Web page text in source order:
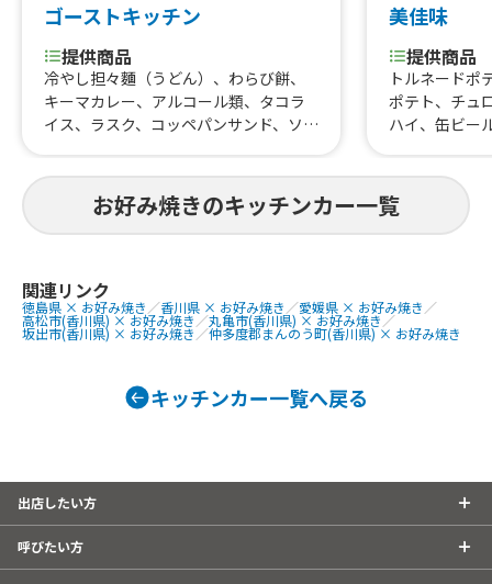
ゴーストキッチン
提供商品
冷やし担々麵（うどん）、わらび餅、
キーマカレー、アルコール類、タコラ
イス、ラスク、コッペパンサンド、ソフ
ドッグ、タコ-スパゲティー、ロールお
好み焼き、フルーツ寒天、肉うどん、
タコス、麻婆丼、麻婆豆腐、麻婆麺、
ブリトー、ピタパン
美佳味
提供商品
トルネードポ
ポテト、チュ
ハイ、缶ビー
ュレ、苺氷、
インフランク
きそば、お好
お好み焼きのキッチンカー一覧
関連リンク
徳島県 × お好み焼き ／香川県 × お好み焼き ／愛媛県 × お好み焼き ／
高松市(香川県) × お好み焼き／丸亀市(香川県) × お好み焼き／
坂出市(香川県) × お好み焼き／仲多度郡まんのう町(香川県) × お好み焼き
キッチンカー一覧へ戻る
出店したい方
呼びたい方